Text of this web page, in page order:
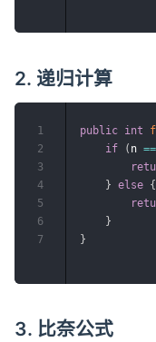
2. 递归计算
public int
if
( n ==
} else {
}
}
1
2
3
4
5
6
7
3. 比奈公式